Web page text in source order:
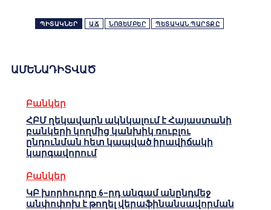
ՊԻՏԱԿՆԵՐ ԱՃ ՆՈՅԵՄԲԵՐ ՊԵՏԱԿԱՆ ՊԱՐՏՔԸ
ԱՄԵՆԱԴԻՏՎԱԾ
Բանկեր
ՀԲՄ ղեկավարն ակնկալում է Հայաստանի
բանկերի կողմից կանխիկ ռուբլու
ընդունման հետ կապված իրավիճակի
կարգավորում
Բանկեր
ԿԲ խորհուրդը 6–րդ անգամ անընդմեջ
անփոփոխ է թողել վերաֆինանսավորման